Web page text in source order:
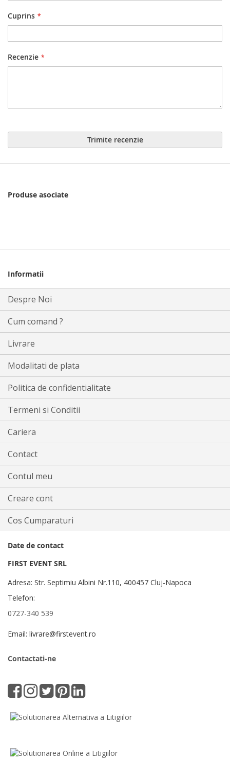
Cuprins
Recenzie
Trimite recenzie
Produse asociate
Informatii
Despre Noi
Cum comand ?
Livrare
Modalitati de plata
Politica de confidentialitate
Termeni si Conditii
Cariera
Contact
Contul meu
Creare cont
Cos Cumparaturi
Date de contact
FIRST EVENT SRL
Adresa: Str. Septimiu Albini Nr.110, 400457 Cluj-Napoca
Telefon:
0727-340 539
Email: livrare@firstevent.ro
Contactati-ne